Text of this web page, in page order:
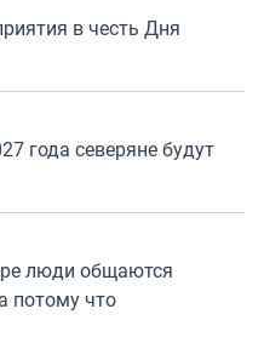
в честь Дня
года северяне будут
люди общаются
потому что